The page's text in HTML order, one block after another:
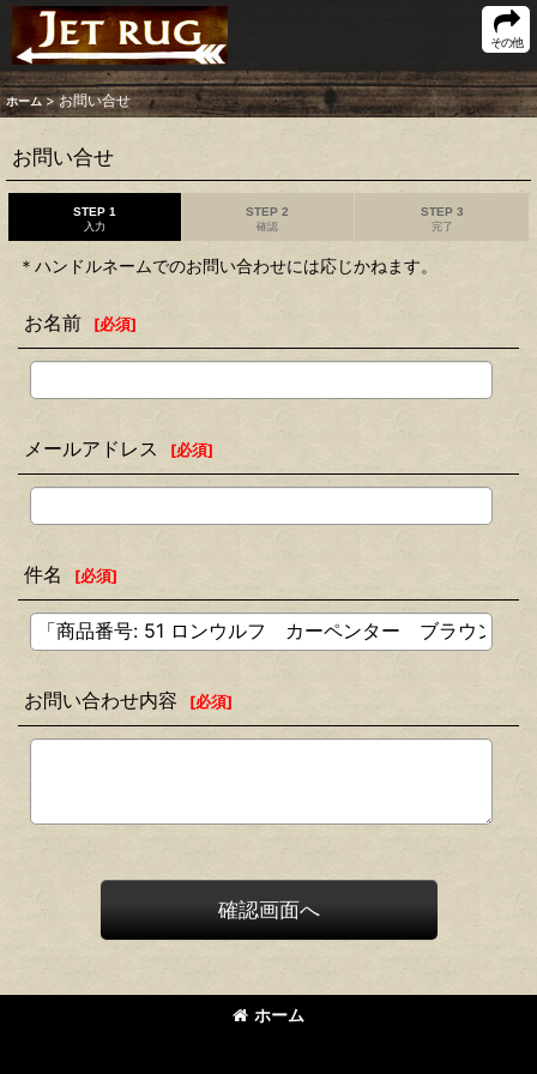
その他
ホーム > お問い合せ
お問い合せ
STEP 1
入力
STEP 2
確認
STEP 3
完了
＊ハンドルネームでのお問い合わせには応じかねます。
お名前 [必須]
メールアドレス [必須]
件名 [必須]
お問い合わせ内容 [必須]
確認画面へ
ホーム